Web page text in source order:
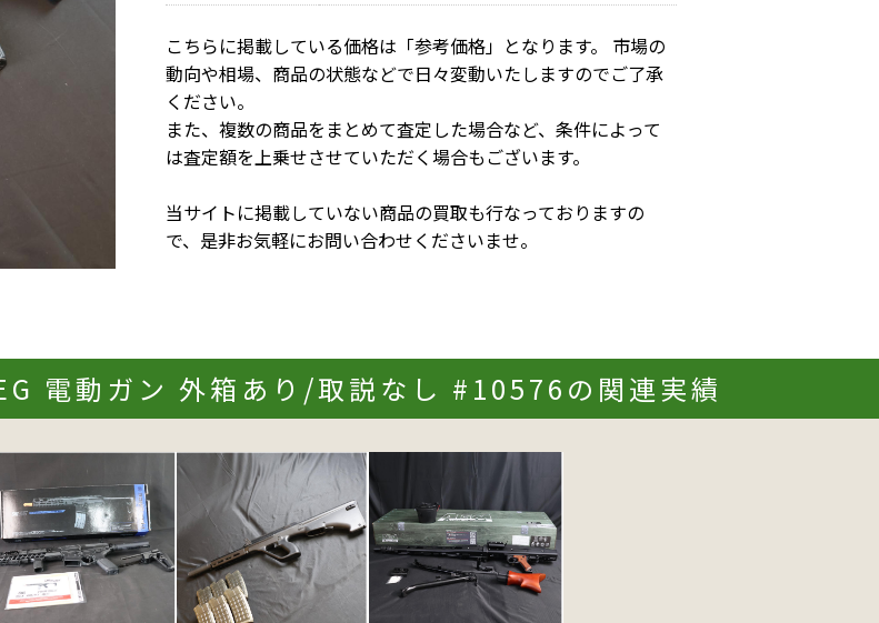
こちらに掲載している価格は「参考価格」となります。 市場の
動向や相場、商品の状態などで日々変動いたしますのでご了承
ください。
また、複数の商品をまとめて査定した場合など、条件によって
は査定額を上乗せさせていただく場合もございます。
当サイトに掲載していない商品の買取も行なっておりますの
で、是非お気軽にお問い合わせくださいませ。
電動ガン 外箱あり/取説なし #10576の関連実績